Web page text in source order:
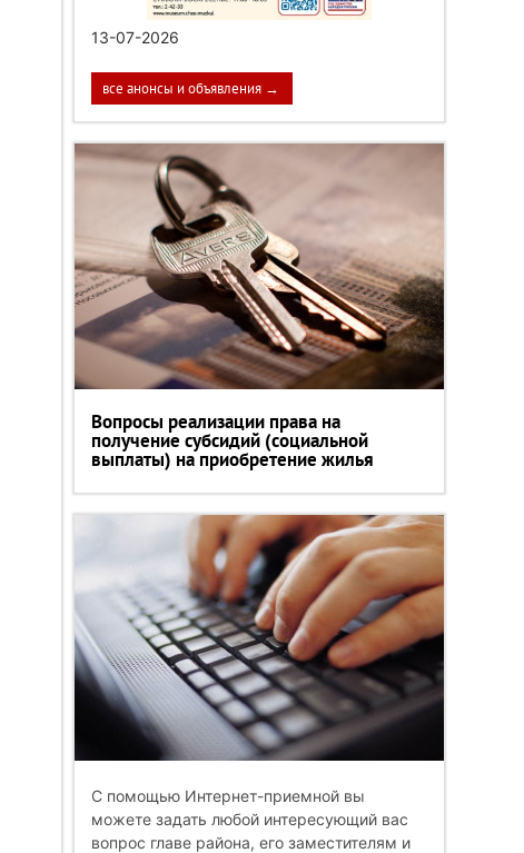
13-07-2026
все анонсы и объявления →
Вопросы реализации права на
получение субсидий (социальной
выплаты) на приобретение жилья
С помощью Интернет-приемной вы
можете задать любой интересующий вас
вопрос главе района, его заместителям и